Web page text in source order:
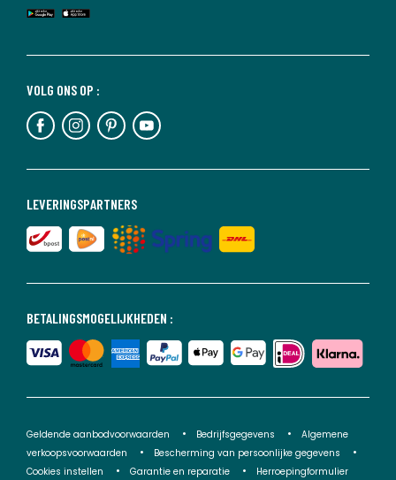
BETALINGSMOGELIJKHEDEN :
LEVERINGSPARTNERS
VOLG ONS OP :
Geldende aanbodvoorwaarden Bedrijfsgegevens
Algemene
verkoopsvoorwaarden
Bescherming van persoonlijke gegevens
Cookies instellen
Garantie en reparatie Herroepingformulier